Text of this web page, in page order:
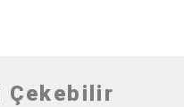
Çekebilir